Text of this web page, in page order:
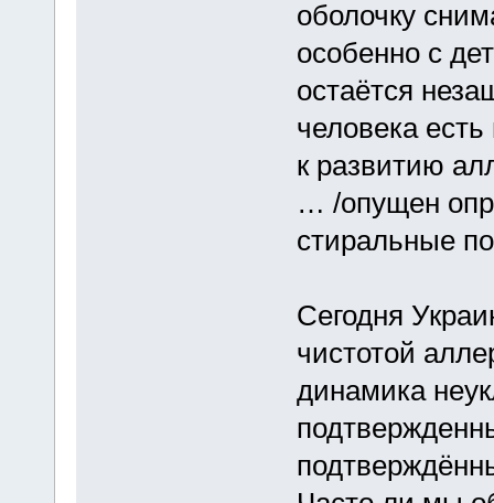
оболочку
особенно с
остаётся
человека
к развитию
… /опущен
стиральные
Сегодня
чистотой
динамика